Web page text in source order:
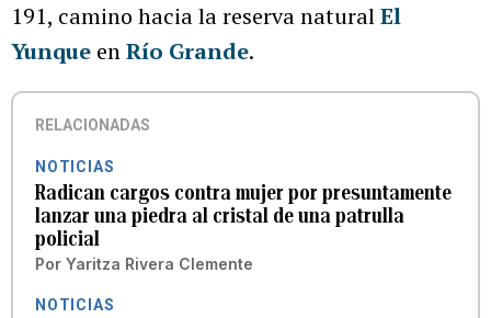
191, camino hacia la reserva naturalEl
Yunque enRío Grande.
RELACIONADAS
NOTICIAS
Radican cargos contra mujer por presuntamente
lanzar una piedra al cristal de una patrulla
policial
Por Yaritza Rivera Clemente
NOTICIAS